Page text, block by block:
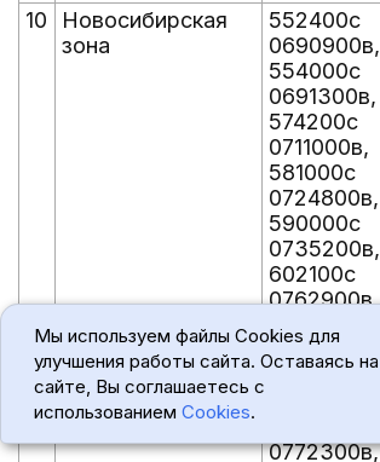
10
Новосибирская
зона
552400с
0690900в,
554000с
0691300в,
574200с
0711000в,
581000с
0724800в,
590000с
0735200в,
602100с
0762900в,
604300с
0770300в,
605100с
0772300в,
Мы используем файлы Cookies для
улучшения работы сайта. Оставаясь на
сайте, Вы соглашаетесь с
использованием Cookies.